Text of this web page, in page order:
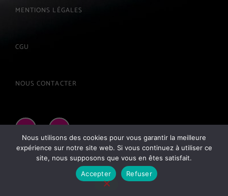
MENTIONS LÉGALES
CGU
NOUS CONTACTER
Nous utilisons des cookies pour vous garantir la meilleure
expérience sur notre site web. Si vous continuez à utiliser ce
site, nous supposons que vous en êtes satisfait.
Accepter
Refuser